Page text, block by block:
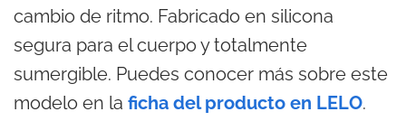
cambio de ritmo. Fabricado en silicona
segura para el cuerpo y totalmente
sumergible. Puedes conocer más sobre este
modelo en la ficha del producto en LELO.